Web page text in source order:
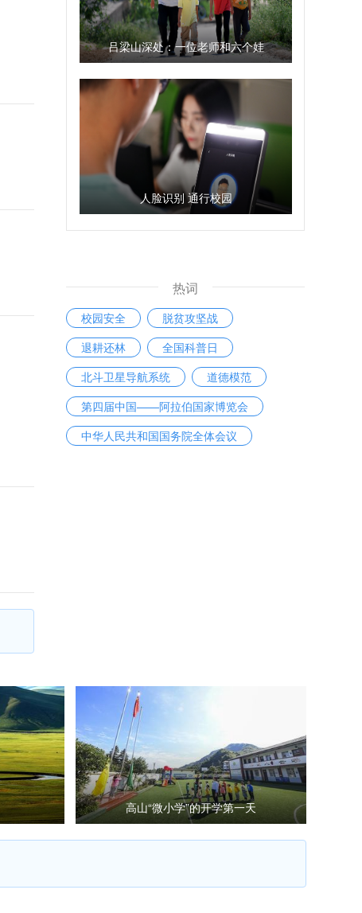
吕梁山深处：一位老师和六个娃
人脸识别 通行校园
热词
校园安全
脱贫攻坚战
退耕还林
全国科普日
北斗卫星导航系统
道德模范
第四届中国——阿拉伯国家博览会
中华人民共和国国务院全体会议
高山“微小学”的开学第一天